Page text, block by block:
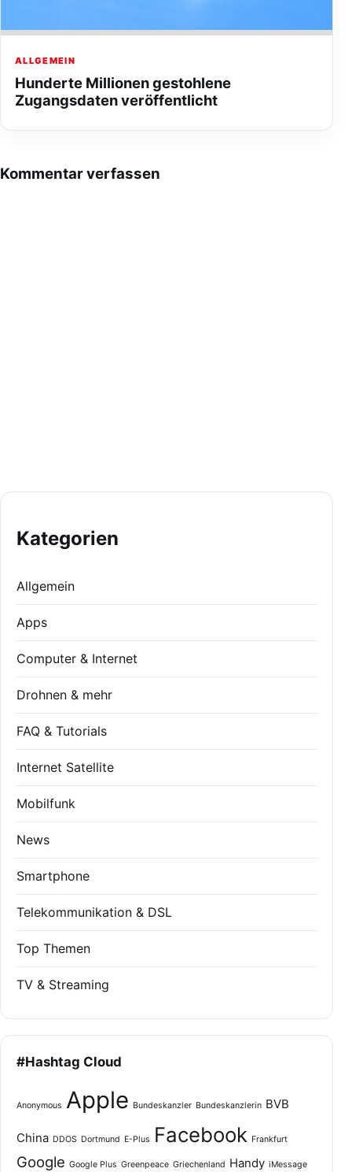
ALLGEMEIN
Hunderte Millionen gestohlene
Zugangsdaten veröffentlicht
Kommentar verfassen
Kategorien
Allgemein
Apps
Computer & Internet
Drohnen & mehr
FAQ & Tutorials
Internet Satellite
Mobilfunk
News
Smartphone
Telekommunikation & DSL
Top Themen
TV & Streaming
#Hashtag Cloud
Anonymous Apple Bundeskanzler Bundeskanzlerin BVB
China DDOS Dortmund E-Plus Facebook Frankfurt
Google Google Plus Greenpeace Griechenland Handy iMessage